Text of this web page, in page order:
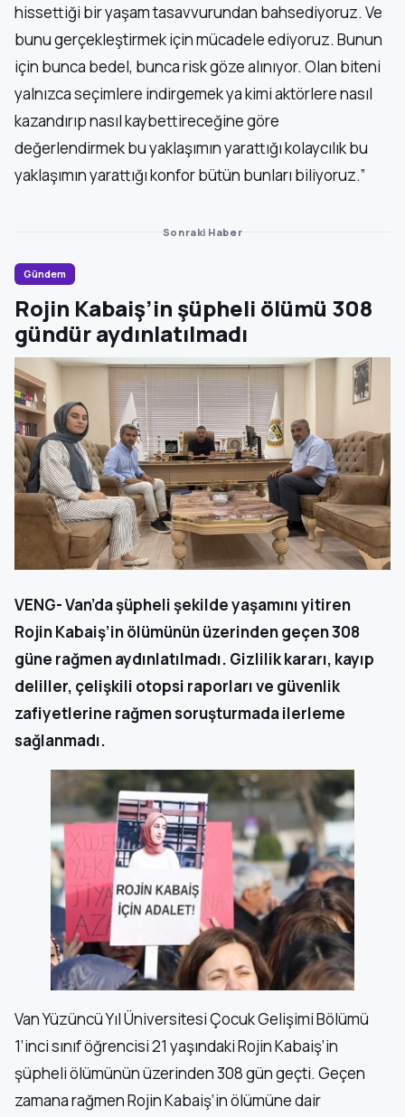
hissettiği bir yaşam tasavvurundan bahsediyoruz. Ve
bunu gerçekleştirmek için mücadele ediyoruz. Bunun
için bunca bedel, bunca risk göze alınıyor. Olan biteni
yalnızca seçimlere indirgemek ya kimi aktörlere nasıl
kazandırıp nasıl kaybettireceğine göre
değerlendirmek bu yaklaşımın yarattığı kolaycılık bu
yaklaşımın yarattığı konfor bütün bunları biliyoruz.”
Sonraki Haber
Gündem
Rojin Kabaiş’in şüpheli ölümü 308
gündür aydınlatılmadı
VENG- Van’da şüpheli şekilde yaşamını yitiren
Rojin Kabaiş’in ölümünün üzerinden geçen 308
güne rağmen aydınlatılmadı. Gizlilik kararı, kayıp
deliller, çelişkili otopsi raporları ve güvenlik
zafiyetlerine rağmen soruşturmada ilerleme
sağlanmadı.
Van Yüzüncü Yıl Üniversitesi Çocuk Gelişimi Bölümü
1’inci sınıf öğrencisi 21 yaşındaki Rojin Kabaiş’in
şüpheli ölümünün üzerinden 308 gün geçti. Geçen
zamana rağmen Rojin Kabaiş’in ölümüne dair